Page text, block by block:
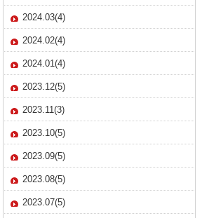
2024.03(4)
2024.02(4)
2024.01(4)
2023.12(5)
2023.11(3)
2023.10(5)
2023.09(5)
2023.08(5)
2023.07(5)